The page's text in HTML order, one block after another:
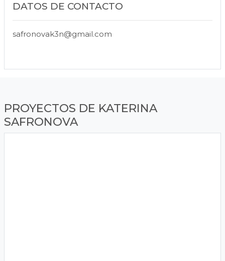
DATOS DE CONTACTO
safronovak3n@gmail.com
PROYECTOS DE KATERINA
SAFRONOVA